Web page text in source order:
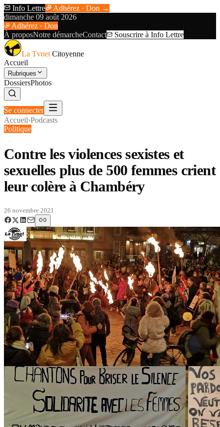
Info Lettre
Adhérez · Don →
dimanche 09 août 2026
Adhérez · Don
À proposNotre démarcheContact Souscrire à Info Lettre
La Tvnet Citoyenne
Accueil
Rubriques
DossiersPhotos
Se connecter
Accueil›Podcasts
Politique
Contre les violences sexistes et
sexuelles plus de 500 femmes crient
leur colère à Chambéry
26 novembre 2021